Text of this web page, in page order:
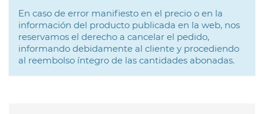
En caso de error manifiesto en el precio o en la
información del producto publicada en la web, nos
reservamos el derecho a cancelar el pedido,
informando debidamente al cliente y procediendo
al reembolso íntegro de las cantidades abonadas.